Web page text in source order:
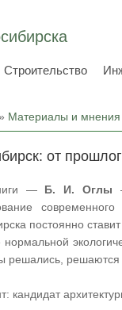
Строительство
Материалы и мнения
от
— Б. И. Оглы
постоянно
нормальной
решались, решаются
кандидат